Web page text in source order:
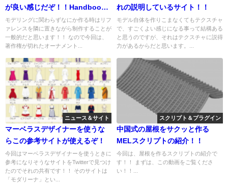
が良い感じだぞ！！Handbook
of Ornamentの紹介！！
モデリングに関わらずなにか作る時はリフ
ァレンスを隣に置きながら制作することが
一般的だと思います！！ なので今回は、
著作権が切れたオーナメント...
れの説明しているサイト！！
モデル自体を作りこまなくてもテクスチャ
で、すごくよい感じになる事って結構ある
と思うのですが、それはテクスチャに説得
力があるからだと思います。...
ニュース＆サイト
マーベラスデザイナーを使うな
らこの参考サイトが使えるぞ！
今回はマーベラスデザイナーを使うときに
参考になりそうなサイトをTwitterで見つけ
たのでそれの共有です！！ そのサイトは
「モダリーナ」とい...
スクリプト＆プラグイン
中国式の屋根をサクッと作る
MELスクリプトの紹介！！
今回は、屋根を作るスクリプトの紹介で
す！！ まずは、この動画をご覧くださ
い！！...